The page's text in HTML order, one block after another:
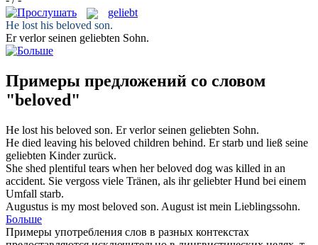
geliebt
He lost his beloved son.
Er verlor seinen geliebten Sohn.
Примеры предложений со словом
"beloved"
He lost his beloved son. Er verlor seinen geliebten Sohn.
He died leaving his beloved children behind. Er starb und ließ seine
geliebten Kinder zurück.
She shed plentiful tears when herbeloved dog was killed in an
accident. Sie vergoss viele Tränen, als ihr geliebterHund bei einem
Umfall starb.
Augustus is my most beloved son. August ist mein Lieblingssohn.
Больше
Примеры употребления слов в разных контекстах